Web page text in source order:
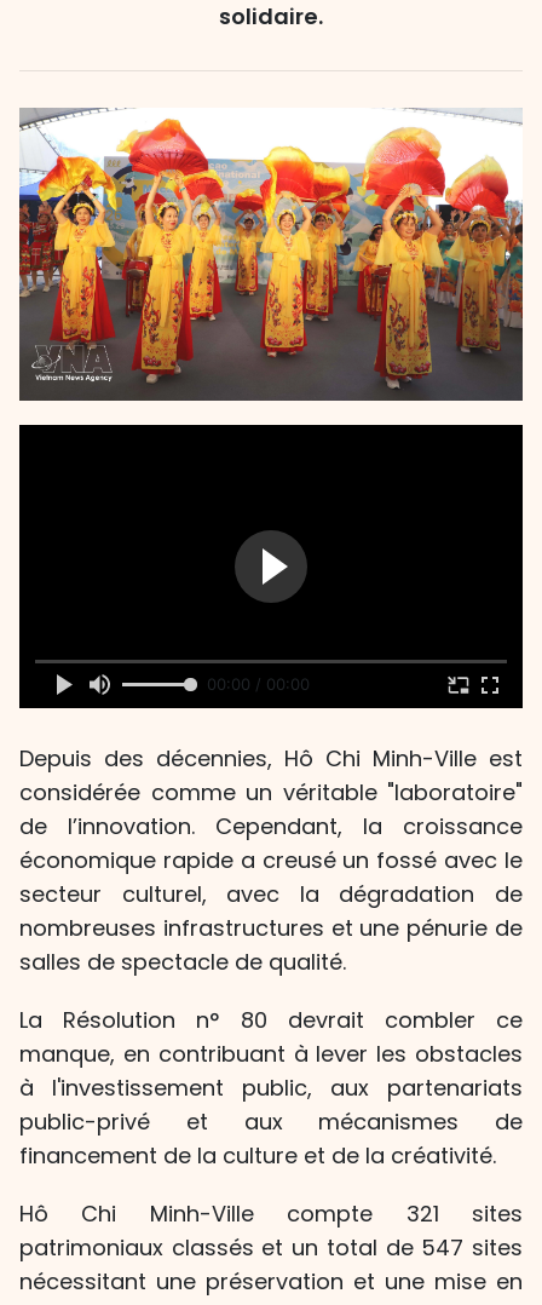
solidaire.
00:00 / 00:00
Depuis des décennies, Hô Chi Minh-Ville est
considérée comme un véritable "laboratoire"
de l’innovation. Cependant, la croissance
économique rapide a creusé un fossé avec le
secteur culturel, avec la dégradation de
nombreuses infrastructures et une pénurie de
salles de spectacle de qualité.
La Résolution n° 80 devrait combler ce
manque, en contribuant à lever les obstacles
à l'investissement public, aux partenariats
public-privé et aux mécanismes de
financement de la culture et de la créativité.
Hô Chi Minh-Ville compte 321 sites
patrimoniaux classés et un total de 547 sites
nécessitant une préservation et une mise en